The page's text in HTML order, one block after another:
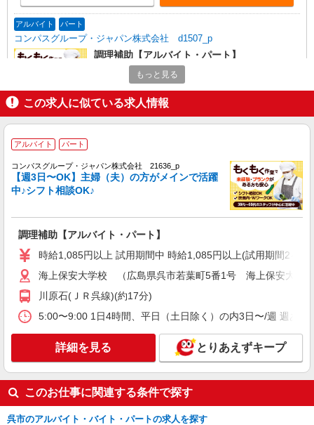
アルバイト パート
コンパスグループ・ジャパン株式会社 d1507_p
調理補助【アルバイト・パート】
時給1,085円以上 試用期間中 時給1,085円以上
(試用期間2ヶ月) 残業が発生した場合、残業代を1
分単位で別途支給します。
ミツトヨ広島事業所_郷原工場 （広島県呉市
郷原町一ノ松光山10626番62）
キープ
アルバイト パート
すき家 31号呉海岸通り店
すき家の店舗スタッフ（接客・調理・清掃な
時給1,400円 ※土日祝手当 時給＋50円
広島県呉市海岸1-7-12
アルバイト パート
すき家 31号呉海岸通り店
すき家の店舗スタッフ（接客・調理・清掃な
ど）
時給1,120円 ※22:00〜翌5:00：時給1,400円 ※
高校生時給1,085円 ※土日祝手当 時給＋50円 ※
早朝手当（5:00〜9:00）時給＋150円
広島県呉市海岸1-7-12
もっと見る
この求人に似ている求人情報
アルバイト パート
コンパスグループ・ジャパン株式会社 21636_p
【週3日〜OK】主婦（夫）の方がメインで活躍
中♪シフト相談OK♪
調理補助【アルバイト・パート】
時給1,085円以上 試用期間中 時給1,085円以上(試用期間2ヶ
海上保安大学校 （広島県呉市若葉町5番1号 海上保安大学
川原石(ＪＲ呉線)(約17分)
5:00〜9:00 1日4時間、平日（土日除く）の内3日〜/週 週あた
詳細を見る とりあえずキープ
このお仕事に関連する条件で探す
呉市のアルバイト・バイト・パートの求人を探す